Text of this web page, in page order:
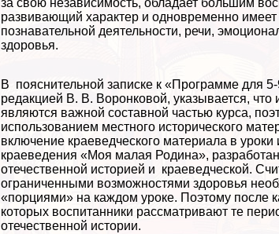
за свою независимость, обладает большим
развивающий хаpaктер и одновременно
познавательной деятельности, речи,
здоровья.
В пояснительной записке к «Программе для
редакцией В. В. Воронковой, указывается,
являются важной составной частью курса,
использованием местного исторического
включение краеведческого материала в
краеведения «Моя малая Родина»,
отечественной историей и краеведческой.
ограниченными возможностями здоровья
«порциями» на каждом уроке. Поэтому после
которых воспитанники рассматривают те
отечественной истории.